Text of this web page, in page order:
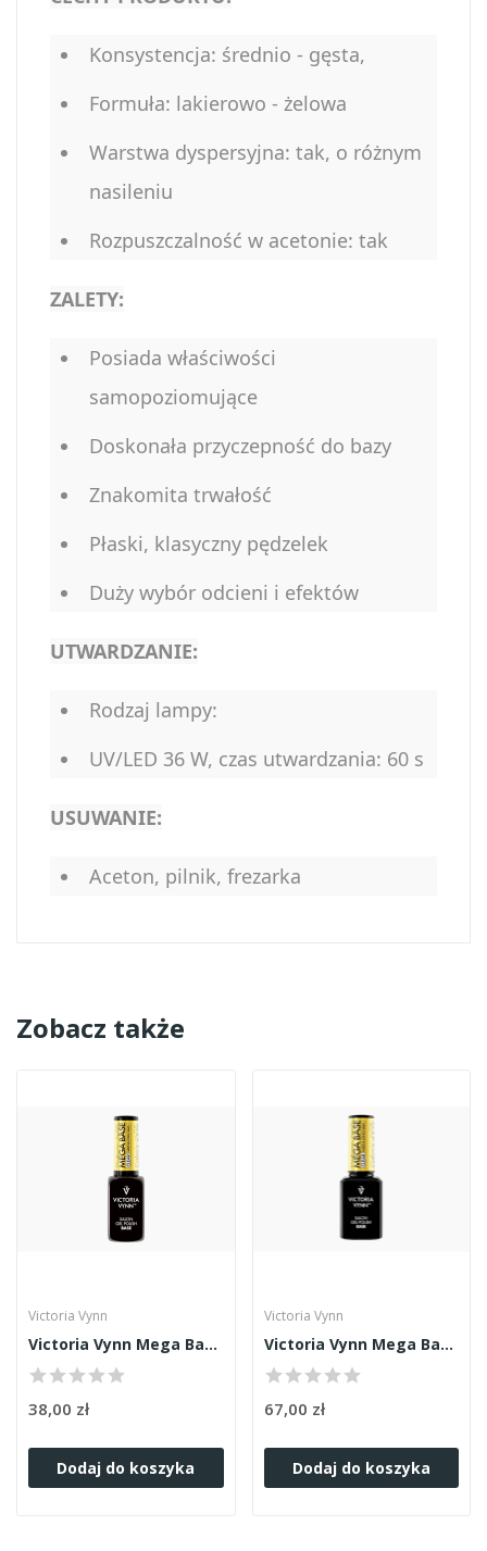
Konsystencja: średnio - gęsta,
Formuła: lakierowo - żelowa
Warstwa dyspersyjna: tak, o różnym
nasileniu
Rozpuszczalność w acetonie: tak
ZALETY:
Posiada właściwości
samopoziomujące
Doskonała przyczepność do bazy
Znakomita trwałość
Płaski, klasyczny pędzelek
Duży wybór odcieni i efektów
UTWARDZANIE:
Rodzaj lampy:
UV/LED 36 W, czas utwardzania: 60 s
USUWANIE:
Aceton, pilnik, frezarka
Zobacz także
Victoria Vynn
Victoria Vynn Mega Base Clear 8ml
38,00 zł
Dodaj do koszyka
Victoria Vynn
Victoria Vynn Mega Base Clear 15ml
67,00 zł
Dodaj do koszyka